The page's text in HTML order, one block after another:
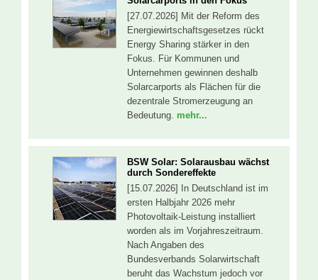
[27.07.2026] Mit der Reform des
Energiewirtschaftsgesetzes rückt
Energy Sharing stärker in den
Fokus. Für Kommunen und
Unternehmen gewinnen deshalb
Solarcarports als Flächen für die
dezentrale Stromerzeugung an
Bedeutung. mehr...
BSW Solar: Solarausbau wächst
durch Sondereffekte
[15.07.2026] In Deutschland ist im
ersten Halbjahr 2026 mehr
Photovoltaik-Leistung installiert
worden als im Vorjahreszeitraum.
Nach Angaben des
Bundesverbands Solarwirtschaft
beruht das Wachstum jedoch vor